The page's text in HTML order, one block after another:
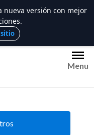
Menu
nueva versión con mejor